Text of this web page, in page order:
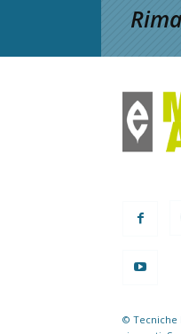
© Tecniche